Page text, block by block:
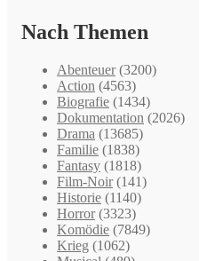
Nach Themen
Abenteuer (3200)
Action (4563)
Biografie (1434)
Dokumentation (2026)
Drama (13685)
Familie (1838)
Fantasy (1818)
Film-Noir (141)
Historie (1140)
Horror (3323)
Komödie (7849)
Krieg (1062)